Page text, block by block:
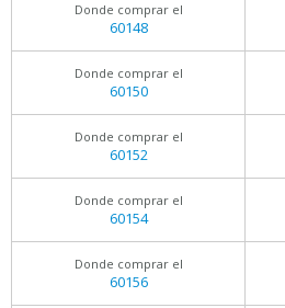
Donde comprar el
60148
Donde comprar el
60150
Donde comprar el
60152
Donde comprar el
60154
Donde comprar el
60156